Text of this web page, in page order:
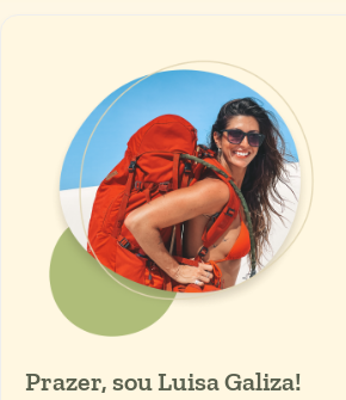
Prazer, sou Luisa Galiza!